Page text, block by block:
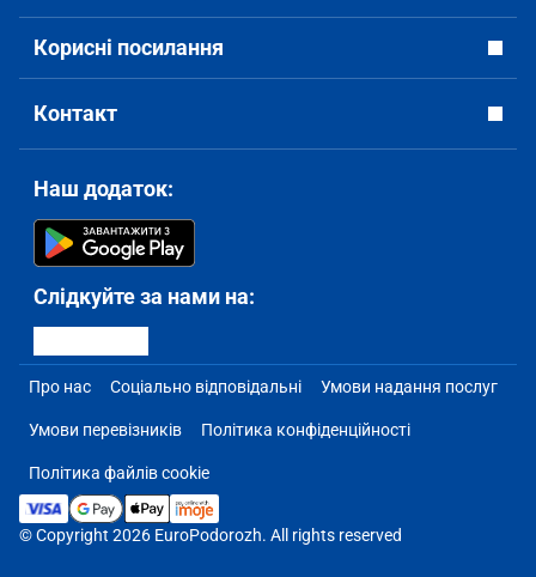
Корисні посилання
Контакт
Наш додаток:
Слідкуйте за нами на:
Про нас Соціально відповідальні Умови надання послуг
Умови перевізників Політика конфіденційності
Політика файлів cookie
© Copyright 2026 EuroPodorozh. All rights reserved